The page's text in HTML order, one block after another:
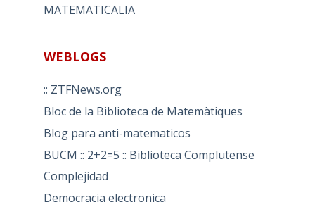
MATEMATICALIA
WEBLOGS
:: ZTFNews.org
Bloc de la Biblioteca de Matemàtiques
Blog para anti-matematicos
BUCM :: 2+2=5 :: Biblioteca Complutense
Complejidad
Democracia electronica